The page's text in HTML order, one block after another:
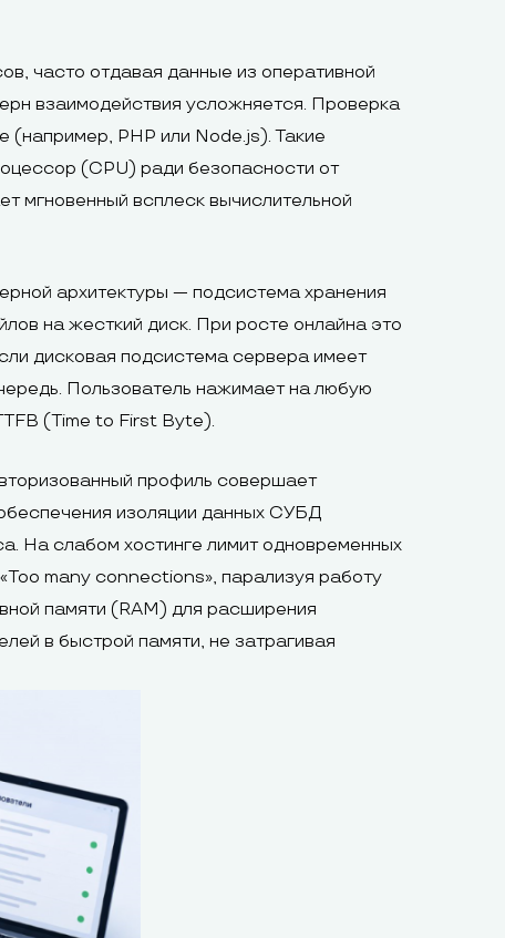
часто отдавая данные из оперативной
взаимодействия усложняется. Проверка
(например, PHP или Node.js). Такие
(CPU) ради безопасности от
мгновенный всплеск вычислительной
архитектуры — подсистема хранения
на жесткий диск. При росте онлайна это
дисковая подсистема сервера имеет
Пользователь нажимает на любую
(Time to First Byte).
профиль совершает
изоляции данных СУБД
На слабом хостинге лимит одновременных
many connections», парализуя работу
памяти (RAM) для расширения
в быстрой памяти, не затрагивая